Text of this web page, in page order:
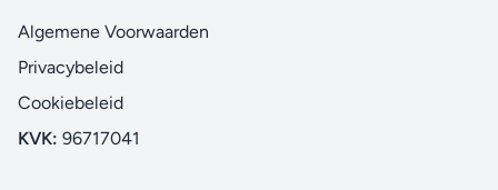
Algemene Voorwaarden
Privacybeleid
Cookiebeleid
KVK: 96717041